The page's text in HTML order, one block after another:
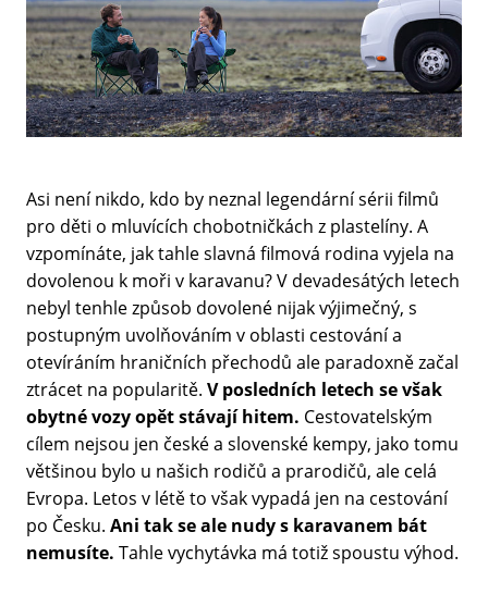
Asi není nikdo, kdo by neznal legendární sérii filmů
pro děti o mluvících chobotničkách z plastelíny. A
vzpomínáte, jak tahle slavná filmová rodina vyjela na
dovolenou k moři v karavanu? V devadesátých letech
nebyl tenhle způsob dovolené nijak výjimečný, s
postupným uvolňováním v oblasti cestování a
otevíráním hraničních přechodů ale paradoxně začal
ztrácet na popularitě. V posledních letech se však
obytné vozy opět stávají hitem. Cestovatelským
cílem nejsou jen české a slovenské kempy, jako tomu
většinou bylo u našich rodičů a prarodičů, ale celá
Evropa. Letos v létě to však vypadá jen na cestování
po Česku. Ani tak se ale nudy s karavanem bát
nemusíte. Tahle vychytávka má totiž spoustu výhod.